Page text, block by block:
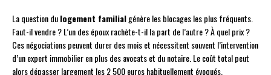
La question dulogement familialgénère les blocages les plus fréquents.
Faut-il vendre ? L’un des époux rachète-t-il la part de l’autre ? À quel prix ?
Ces négociations peuvent durer des mois et nécessitent souvent l’intervention
d’un expert immobilier en plus des avocats et du notaire. Le coût total peut
alors dépasser largement les 2 500 euros habituellement évoqués.